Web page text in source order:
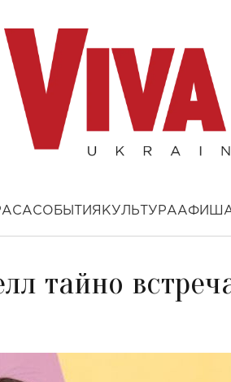
СОБЫТИЯ КУЛЬТУРА
тайно